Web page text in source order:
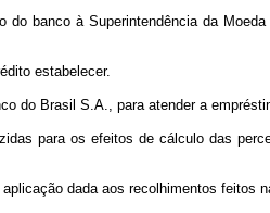
banco à Superintendência da
estabelecer.
do Brasil S.A., para atender a
para os efeitos de cálculo das
dada aos recolhimentos feitos